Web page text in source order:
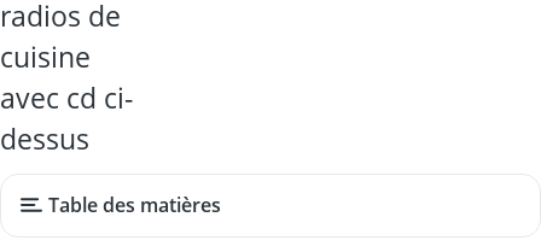
radios de
cuisine
avec cd ci-
dessus
Table des matières